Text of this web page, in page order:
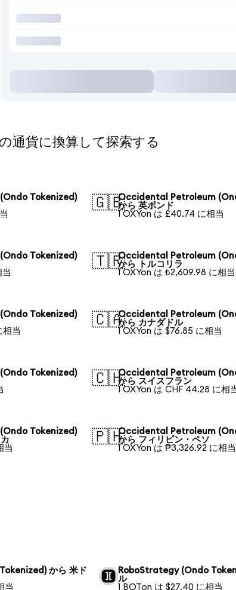
貨に換算して探索する
Tokenized)
🇬🇧Occidental Petroleum
から 英ポンド
1 OXYon は £40.74 に相当
Tokenized)
当
🇹🇷Occidental Petroleum
から トルコリラ
1 OXYon は ₺2,609.98 に相当
Tokenized)
相当
🇨🇦Occidental Petroleum
から カナダドル
1 OXYon は $76.85 に相当
Tokenized)
🇨🇭Occidental Petroleum
から スイスフラン
1 OXYon は CHF 44.28 に相
Tokenized)
当
🇵🇭Occidental Petroleum
から フィリピン・ペソ
1 OXYon は ₱3,326.92 に相当
から 米ド
当
RoboStrategy (Ondo
ル
1 BOTon は $27.40 に相当